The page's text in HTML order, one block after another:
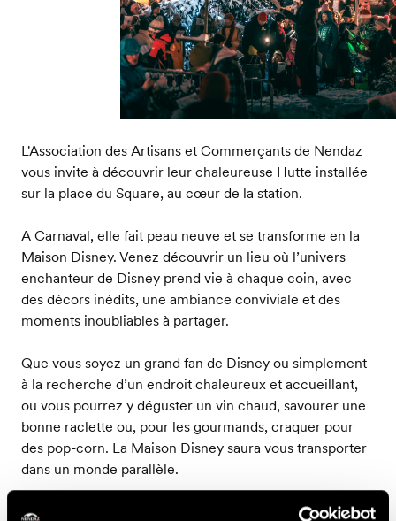
L'Association des Artisans et Commerçants de Nendaz
vous invite à découvrir leur chaleureuse Hutte installée
sur la place du Square, au cœur de la station.
A Carnaval, elle fait peau neuve et se transforme en la
Maison Disney. Venez découvrir un lieu où l’univers
enchanteur de Disney prend vie à chaque coin, avec
des décors inédits, une ambiance conviviale et des
moments inoubliables à partager.
Que vous soyez un grand fan de Disney ou simplement
à la recherche d’un endroit chaleureux et accueillant,
ou vous pourrez y déguster un vin chaud, savourer une
bonne raclette ou, pour les gourmands, craquer pour
des pop-corn. La Maison Disney saura vous transporter
dans un monde parallèle.
L'Association des Artisans et Commerçants de Nendaz